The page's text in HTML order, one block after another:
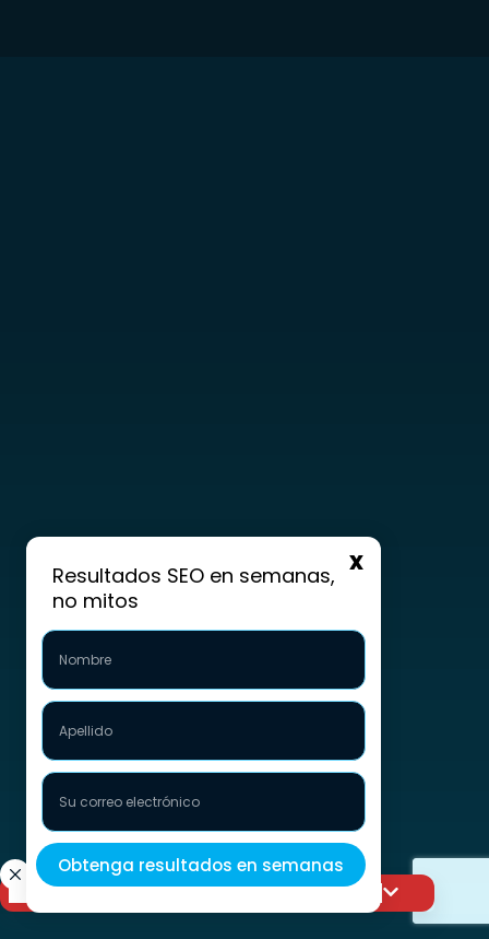
Lleve su visibilidad al siguiente nivel
Resultados SEO en semanas,
no mitos